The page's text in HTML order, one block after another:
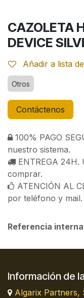
CAZOLETA
DEVICE
Añadir a lista
Otros
Contáctenos
100% PAGO
nuestro sistema.
ENTREGA 24H.
comprar.
ATENCIÓN AL
por teléfono y mail.
Referencia
Información de
Algarix Partners,